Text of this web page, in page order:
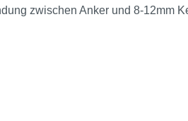
zwischen Anker und 8-12mm